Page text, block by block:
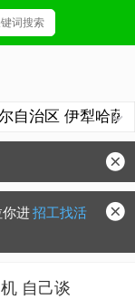
你进招工找活
自己谈